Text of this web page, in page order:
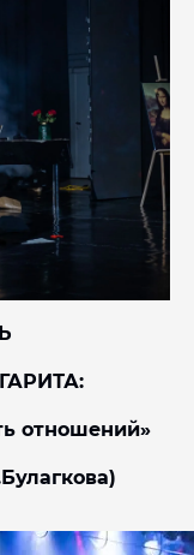
отношений»